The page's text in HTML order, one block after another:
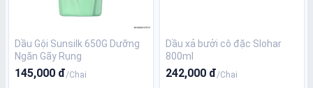
Dầu Gội Sunsilk 650G Dưỡng
Ngăn Gãy Rụng
145,000 đ/Chai
Dầu xả bưởi cô đặc Slohar
800ml
242,000 đ/Chai